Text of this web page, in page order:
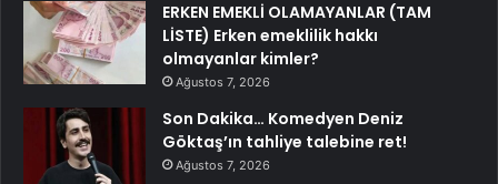
ERKEN EMEKLİ OLAMAYANLAR (TAM
LİSTE) Erken emeklilik hakkı
olmayanlar kimler?
Ağustos 7, 2026
Son Dakika… Komedyen Deniz
Göktaş’ın tahliye talebine ret!
Ağustos 7, 2026